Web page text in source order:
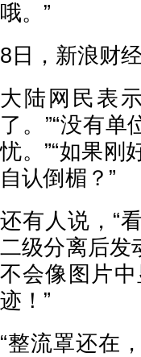
哦。”
8日，新浪财
大陆网民表
了。”“没有
忧。”“如果刚
自认倒楣？”
还有人说，“
二级分离后发
不会像图片
迹！”
“整流罩还在